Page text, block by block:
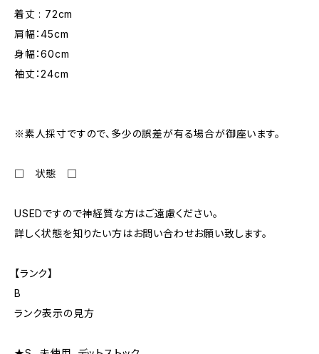
着丈 : 72cm
肩幅：45cm
身幅：60cm
袖丈：24cm
※素人採寸ですので、多少の誤差が有る場合が御座います。
□ 状態 □
USEDですので神経質な方はご遠慮ください。
詳しく状態を知りたい方はお問い合わせお願い致します。
【ランク】
B
ランク表示の見方